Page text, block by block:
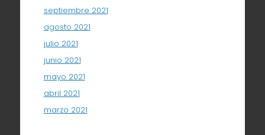
septiembre 2021
agosto 2021
julio 2021
junio 2021
mayo 2021
abril 2021
marzo 2021